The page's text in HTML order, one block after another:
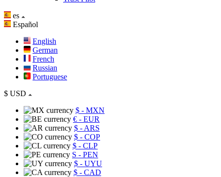
es
Español
English
German
French
Russian
Portuguese
$ USD
$ - MXN
€ - EUR
$ - ARS
$ - COP
$ - CLP
S - PEN
$ - UYU
$ - CAD